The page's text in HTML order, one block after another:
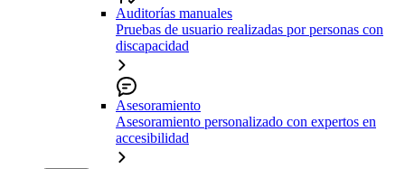
Auditorías manuales
Pruebas de usuario realizadas por personas con
discapacidad
Asesoramiento
Asesoramiento personalizado con expertos en
accesibilidad